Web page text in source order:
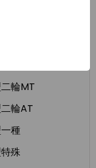
輪MT
輪AT
種
殊